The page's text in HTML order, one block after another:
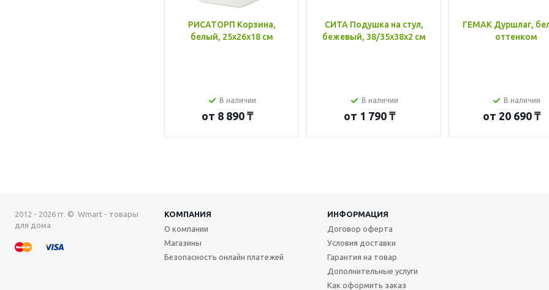
РИСАТОРП Корзина,
белый, 25x26x18 см
В наличии
от 8 890 ₸
СИТА Подушка на стул,
бежевый, 38/35x38x2 см
В наличии
от 1 790 ₸
ГЕМАК Дуршлаг,
оттенком
В наличии
от 20 690 ₸
2012 - 2026 гг. © Wmart - товары
для дома
КОМПАНИЯ
ИНФОРМАЦИЯ
О компании
Магазины
Безопасность онлайн платежей
Договор оферта
Условия доставки
Гарантия на товар
Дополнительные услуги
Как оформить заказ